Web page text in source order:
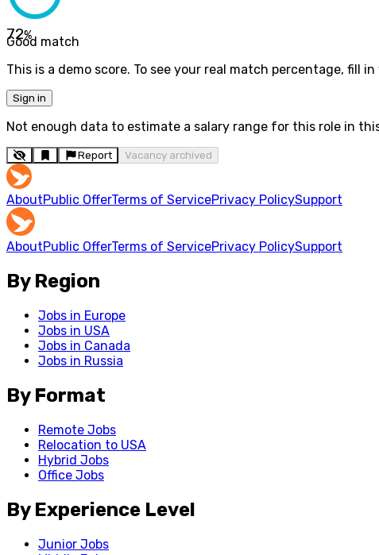
72%
Good match
This is a demo score. To see your real match percentage, fill
Sign in
Not enough data to estimate a salary range for this role in
Report Vacancy archived
AboutPublic OfferTerms of ServicePrivacy PolicySupport
AboutPublic OfferTerms of ServicePrivacy PolicySupport
By Region
Jobs in Europe
Jobs in USA
Jobs in Canada
Jobs in Russia
By Format
Remote Jobs
Relocation to USA
Hybrid Jobs
Office Jobs
By Experience Level
Junior Jobs